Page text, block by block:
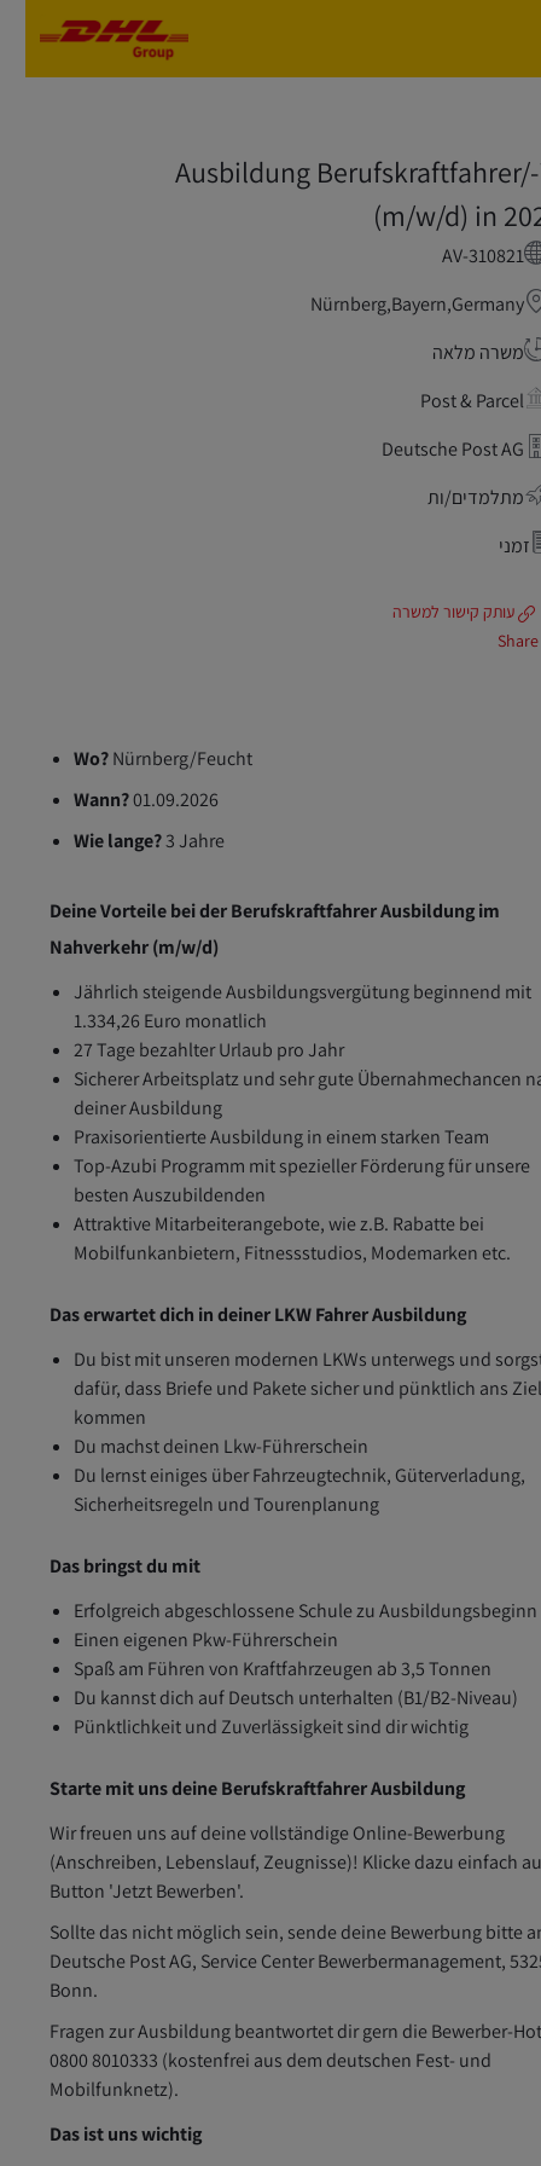
Ausbildung
(m/w/d) in
AV-310821
Nürnberg,Bayern,Germany
משרה מלאה
Post & Parcel
Deutsche Post AG
מתלמדים/ות
זמני
עותק קישור למשרה
Share
Wo?Nürnberg/Feucht
Wann?01.09.2026
Wie lange?3 Jahre
Deine Vorteile bei der Berufskraftfahrer Ausbildung im
Nahverkehr (m/w/d)
Jährlich steigende Ausbildungsvergütung beginnend mit
1.334,26 Euro monatlich
27 Tage bezahlter Urlaub pro Jahr
Sicherer Arbeitsplatz und sehr gute Übernahmechancen
deiner Ausbildung
Praxisorientierte Ausbildung in einem starken Team
Top-Azubi Programm mit spezieller Förderung für unsere
besten Auszubildenden
Attraktive Mitarbeiterangebote, wie z.B. Rabatte bei
Mobilfunkanbietern, Fitnessstudios, Modemarken etc.
Das erwartet dich in deiner LKW Fahrer Ausbildung
Du bist mit unseren modernen LKWs unterwegs und
dafür, dass Briefe und Pakete sicher und pünktlich ans
kommen
Du machst deinen Lkw-Führerschein
Du lernst einiges über Fahrzeugtechnik, Güterverladung,
Sicherheitsregeln und Tourenplanung
Das bringst du mit
Erfolgreich abgeschlossene Schule zu Ausbildungsbeginn
Einen eigenen Pkw-Führerschein
Spaß am Führen von Kraftfahrzeugen ab 3,5 Tonnen
Du kannst dich auf Deutsch unterhalten (B1/B2-Niveau)
Pünktlichkeit und Zuverlässigkeit sind dir wichtig
Starte mit uns deine Berufskraftfahrer Ausbildung
Wir freuen uns auf deine vollständige Online-Bewerbung
(Anschreiben, Lebenslauf, Zeugnisse)! Klicke dazu einfach
Button 'Jetzt Bewerben'.
Sollte das nicht möglich sein, sende deine Bewerbung bitte
Deutsche Post AG, Service Center Bewerbermanagement,
Bonn.
Fragen zur Ausbildung beantwortet dir gern die Bewerber-
0800 8010333 (kostenfrei aus dem deutschen Fest- und
Mobilfunknetz).
Das ist uns wichtig